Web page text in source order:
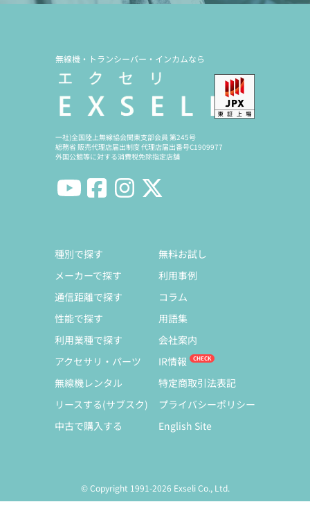
無線機・トランシーバー・インカムなら
一社)全国陸上無線協会関東支部会員 第245号
総務省 販売代理店届出制度 代理店届出番号C1909977
外国公館等に対する消費税免除指定店舗
種別で探す
メーカーで探す
通信距離で探す
性能で探す
利用業種で探す
アクセサリ・パーツ
無線機レンタル
リースする(サブスク)
中古で購入する
無料お試し
利用事例
コラム
用語集
会社案内
IR情報
特定商取引法表記
プライバシーポリシー
English Site
© Copyright 1991-2026 Exseli Co., Ltd.